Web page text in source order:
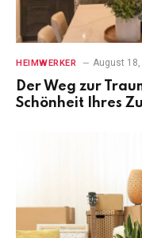
HEIMWERKER August 18,
Der Weg zur
Schönheit Ihres